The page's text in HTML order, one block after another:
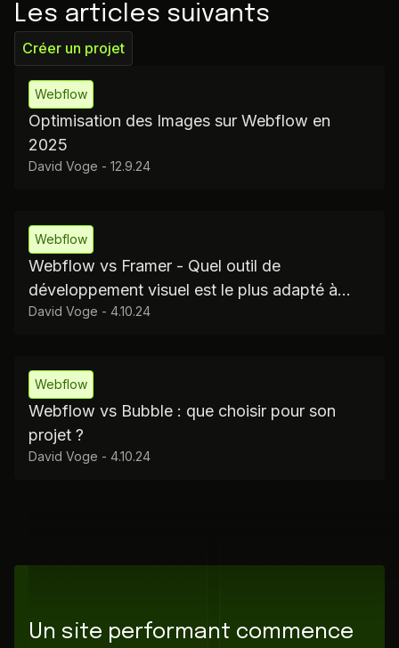
Les articles suivants
Créer un projet
Webflow
Optimisation des Images sur Webflow en
2025
David Voge - 12.9.24
Webflow
Webflow vs Framer - Quel outil de
développement visuel est le plus adapté à
votre site web ?
David Voge - 4.10.24
Webflow
Webflow vs Bubble : que choisir pour son
projet ?
David Voge - 4.10.24
Un site performant commence